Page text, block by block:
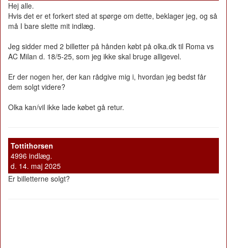
Hej alle.
Hvis det er et forkert sted at spørge om dette, beklager jeg, og så
må I bare slette mit indlæg.
Jeg sidder med 2 billetter på hånden købt på olka.dk til Roma vs
AC Milan d. 18/5-25, som jeg ikke skal bruge alligevel.
Er der nogen her, der kan rådgive mig i, hvordan jeg bedst får
dem solgt videre?
Olka kan/vil ikke lade købet gå retur.
Tottithorsen
4996 indlæg.
d. 14. maj 2025
Er billetterne solgt?